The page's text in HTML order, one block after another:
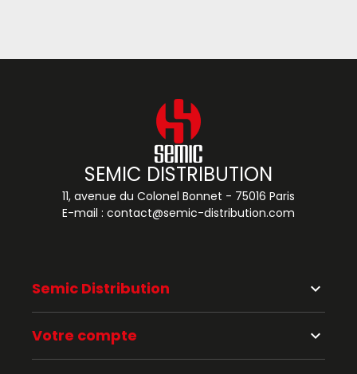
Semic Distribution keyboard_arrow_down
Votre compte keyboard_arrow_down
SEMIC DISTRIBUTION
11, avenue du Colonel Bonnet - 75016 Paris
E-mail : contact@semic-distribution.com